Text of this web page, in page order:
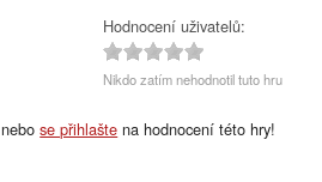
Hodnocení uživatelů:
Nikdo zatím nehodnotil tuto hru
nebose přihlašte na hodnocení této hry!